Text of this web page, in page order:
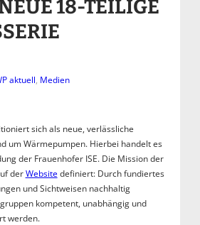
18-TEILIGE
aktuell, Medien
sich als neue, verlässliche
um Wärmepumpen. Hierbei handelt es
der Frauenhofer ISE. Die Mission der
derWebsitedefiniert: Durch fundiertes
und Sichtweisen nachhaltig
kompetent, unabhängig und
werden.